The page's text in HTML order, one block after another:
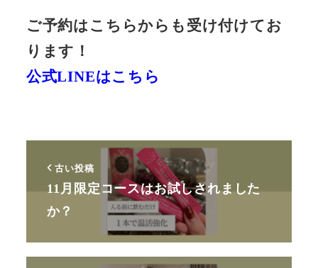
ご予約はこちらからも受け付けてお
ります！
公式LINEはこちら
古い投稿
11月限定コースはお試しされました
か？